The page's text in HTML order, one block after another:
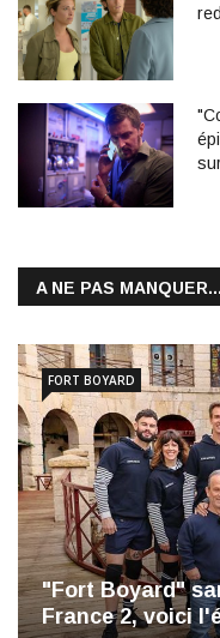
A NE PAS MANQUER...
"Fort Boyard"
France 2, voici
FORT BOYARD